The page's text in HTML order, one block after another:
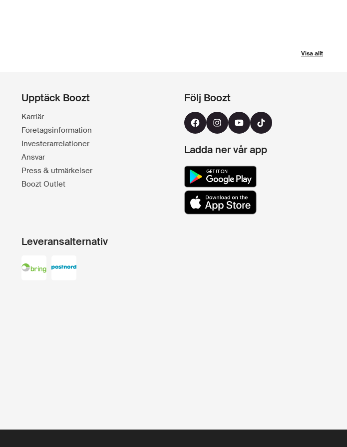
Visa allt
Upptäck Boozt
Karriär
Företagsinformation
Investerarrelationer
Ansvar
Press & utmärkelser
Boozt Outlet
Följ Boozt
Ladda ner vår app
Leveransalternativ